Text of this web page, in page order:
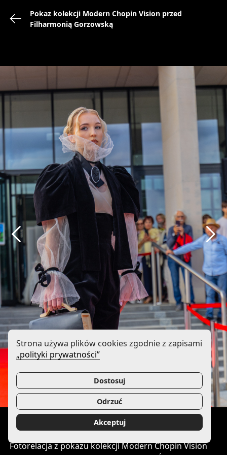
powrót do:
Pokaz kolekcji Modern Chopin Vision przed
Filharmonią Gorzowską
Fotorelacja z pokazu kolekcji Modern Chopin Vision
Strona używa plików cookies zgodnie z zapisami
„polityki prywatności”
Dostosuj
Odrzuć
Akceptuj